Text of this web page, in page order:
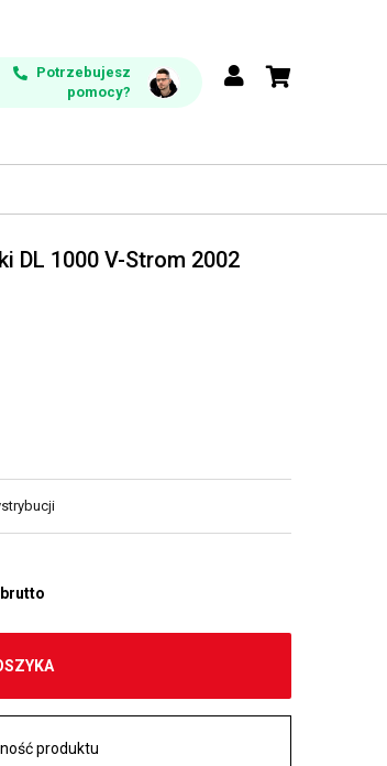
Potrzebujesz
pomocy?
DL 1000 V-Strom 2002
brutto
produktu